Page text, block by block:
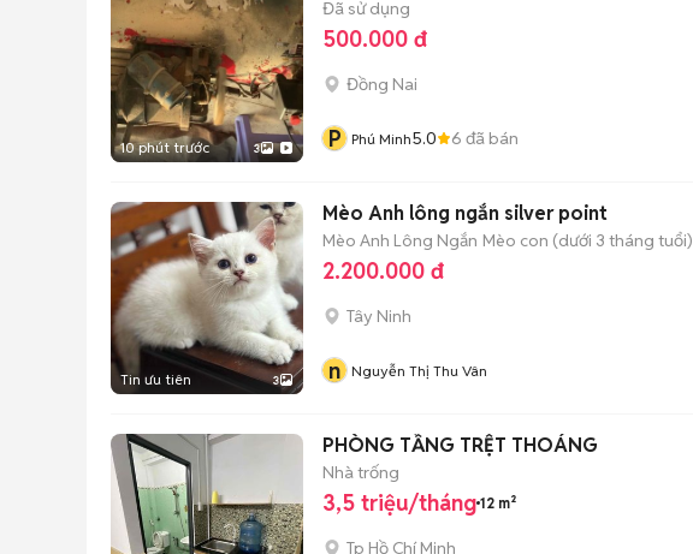
10 phút trước 3
Đã sử dụng
500.000 đ
Đồng Nai
P Phú Minh5.0 6 đã bán
Tin ưu tiên 3
Mèo Anh lông ngắn silver point
Mèo Anh Lông Ngắn Mèo con (dưới 3 tháng tuổi)
2.200.000 đ
Tây Ninh
n Nguyễn Thị Thu Vân
PHÒNG TẦNG TRỆT THOÁNG
Nhà trống
3,5 triệu/tháng 12 m²
Tp Hồ Chí Minh